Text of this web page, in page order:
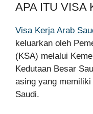
APA ITU VISA
Visa Kerja Arab
keluarkan oleh
(KSA) melalui
Kedutaan Besar
asing yang
Saudi.